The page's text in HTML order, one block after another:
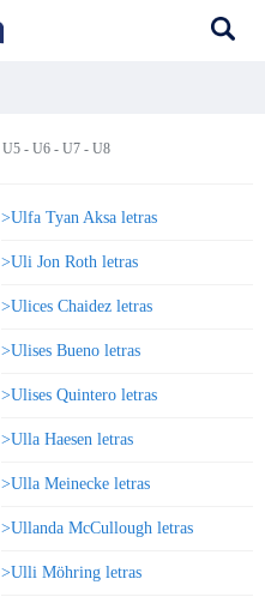
U5 - U6 - U7 - U8
>Ulfa Tyan Aksa letras
>Uli Jon Roth letras
>Ulices Chaidez letras
>Ulises Bueno letras
>Ulises Quintero letras
>Ulla Haesen letras
>Ulla Meinecke letras
>Ullanda McCullough letras
>Ulli Möhring letras